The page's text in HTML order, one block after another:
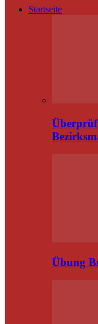
Startseite
Übung